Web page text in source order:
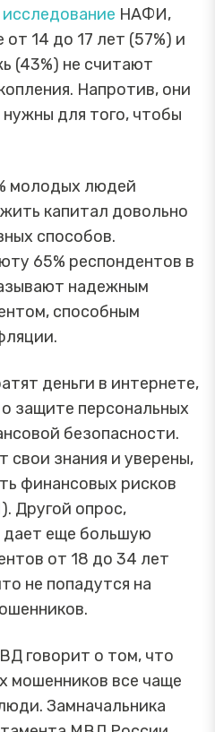
исследование НАФИ,
14 до 17 лет (57%) и
(43%) не считают
Напротив, они
для того, чтобы
молодых людей
капитал довольно
способов.
65% респондентов в
надежным
способным
деньги в интернете,
защите персональных
безопасности.
свои знания и уверены,
финансовых рисков
Другой опрос,
еще большую
от 18 до 34 лет
не попадутся на
говорит о том, что
мошенников все чаще
Замначальника